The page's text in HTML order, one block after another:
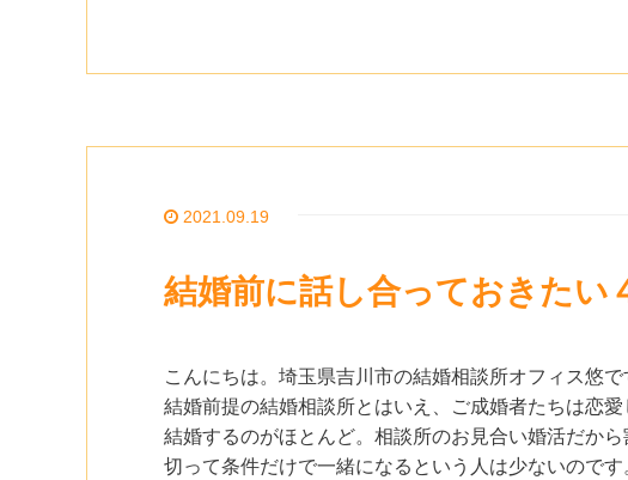
2021.09.19
結婚前に話し合っておきたい
こんにちは。埼玉県吉川市の結婚相談所オフィス悠で
結婚前提の結婚相談所とはいえ、ご成婚者たちは恋愛
結婚するのがほとんど。相談所のお見合い婚活だから
切って条件だけで一緒になるという人は少ないのです